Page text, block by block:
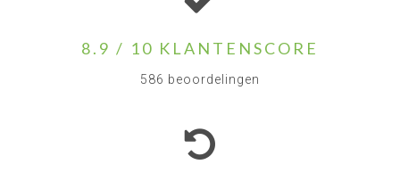
8.9 / 10 KLANTENSCORE
586 beoordelingen